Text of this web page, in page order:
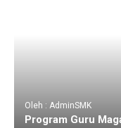
Oleh : AdminSMK
Program Guru